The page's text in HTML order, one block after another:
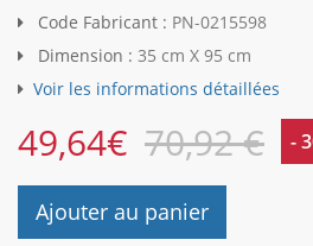
Code Fabricant : PN-0215598
Dimension : 35 cm X 95 cm
Voir les informations détaillées
49,64€ 70,92 € -
Ajouter au panier